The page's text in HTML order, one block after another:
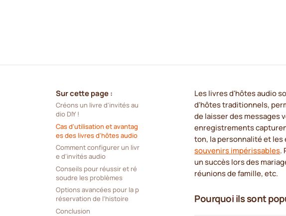
Sur cette page :
Créons un livre d'invités au
dio DIY !
Cas d'utilisation et avantag
es des livres d'hôtes audio
Comment configurer un livr
e d'invités audio
Conseils pour réussir et ré
soudre les problèmes
Options avancées pour la p
réservation de l'histoire
Conclusion
Les livres d'hôtes audio
d'hôtes traditionnels,
de laisser des messages
enregistrements
ton, la personnalité et
souvenirs impérissables.
un succès lors des
réunions de famille, etc.
Pourquoi ils sont